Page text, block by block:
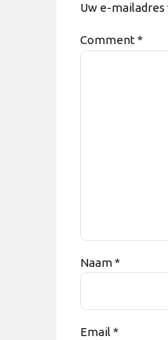
Uw e-
Comment*
Naam *
Email *